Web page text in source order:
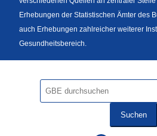
Erhebungen der Statistischen Ämter des
auch Erhebungen zahlreicher weiterer
Gesundheitsbereich.
Suchen